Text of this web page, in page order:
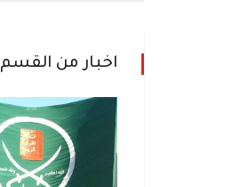
اخبار من القسم